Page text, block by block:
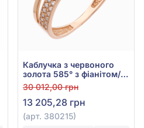
Каблучка з червоного
золота 585° з фіанітом/
куб.цирконієм, арт.
380215
30 012,00 грн
13 205,28 грн
(арт. 380215)